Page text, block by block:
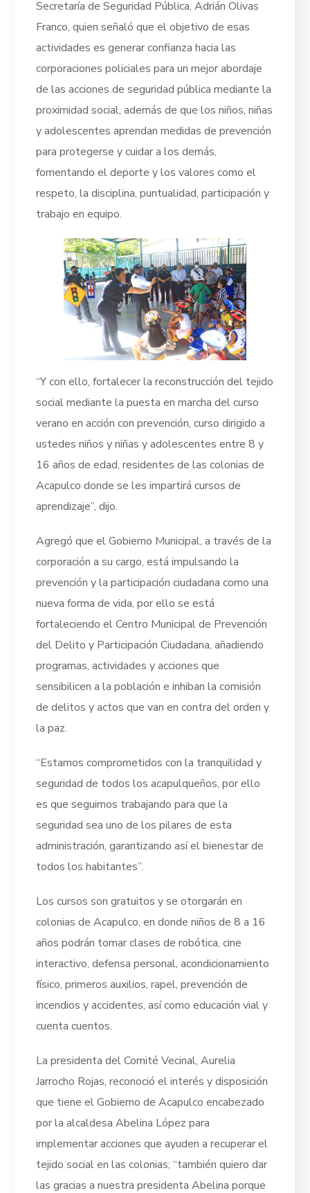
Secretaría de Seguridad Pública, Adrián Olivas
Franco, quien señaló que el objetivo de esas
actividades es generar confianza hacia las
corporaciones policiales para un mejor abordaje
de las acciones de seguridad pública mediante la
proximidad social, además de que los niños, niñas
y adolescentes aprendan medidas de prevención
para protegerse y cuidar a los demás,
fomentando el deporte y los valores como el
respeto, la disciplina, puntualidad, participación y
trabajo en equipo.
“Y con ello, fortalecer la reconstrucción del tejido
social mediante la puesta en marcha del curso
verano en acción con prevención, curso dirigido a
ustedes niños y niñas y adolescentes entre 8 y
16 años de edad, residentes de las colonias de
Acapulco donde se les impartirá cursos de
aprendizaje”, dijo.
Agregó que el Gobierno Municipal, a través de la
corporación a su cargo, está impulsando la
prevención y la participación ciudadana como una
nueva forma de vida, por ello se está
fortaleciendo el Centro Municipal de Prevención
del Delito y Participación Ciudadana, añadiendo
programas, actividades y acciones que
sensibilicen a la población e inhiban la comisión
de delitos y actos que van en contra del orden y
la paz.
“Estamos comprometidos con la tranquilidad y
seguridad de todos los acapulqueños, por ello
es que seguimos trabajando para que la
seguridad sea uno de los pilares de esta
administración, garantizando así el bienestar de
todos los habitantes”.
Los cursos son gratuitos y se otorgarán en
colonias de Acapulco, en donde niños de 8 a 16
años podrán tomar clases de robótica, cine
interactivo, defensa personal, acondicionamiento
físico, primeros auxilios, rapel, prevención de
incendios y accidentes, así como educación vial y
cuenta cuentos.
La presidenta del Comité Vecinal, Aurelia
Jarrocho Rojas, reconoció el interés y disposición
que tiene el Gobierno de Acapulco encabezado
por la alcaldesa Abelina López para
implementar acciones que ayuden a recuperar el
tejido social en las colonias; “también quiero dar
las gracias a nuestra presidenta Abelina porque